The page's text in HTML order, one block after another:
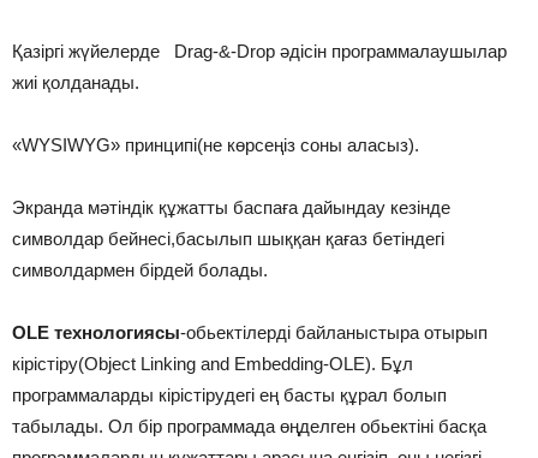
Қазіргі жүйелерде Drag-&-Drop әдісін программалаушылар
жиі қолданады.
«WYSIWYG» принципі(не көрсеңіз соны аласыз).
Экранда мәтіндік құжатты баспаға дайындау кезінде
символдар бейнесі,басылып шыққан қағаз бетіндегі
символдармен бірдей болады.
OLE технологиясы-обьектілерді байланыстыра отырып
кірістіру(Object Linking and Embedding-OLE). Бұл
программаларды кірістірудегі ең басты құрал болып
табылады. Ол бір программада өңделген обьектіні басқа